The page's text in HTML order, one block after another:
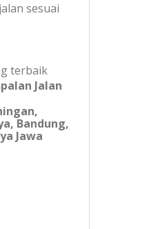
sesuai
terbaik
Jalan
Bandung,
Jawa